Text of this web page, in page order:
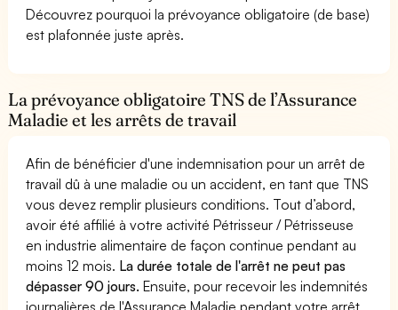
Découvrez pourquoi la prévoyance obligatoire (de base)
est plafonnée juste après.
La prévoyance obligatoire TNS de l’Assurance
Maladie et les arrêts de travail
Afin de bénéficier d'une indemnisation pour un arrêt de
travail dû à une maladie ou un accident, en tant que TNS
vous devez remplir plusieurs conditions. Tout d’abord,
avoir été affilié à votre activité Pétrisseur / Pétrisseuse
en industrie alimentaire de façon continue pendant au
moins 12 mois. La durée totale de l'arrêt ne peut pas
dépasser 90 jours. Ensuite, pour recevoir les indemnités
journalières de l'Assurance Maladie pendant votre arrêt